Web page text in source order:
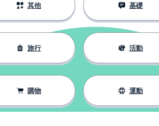
其他 基礎
旅行 活動
購物 運動